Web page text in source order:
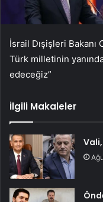
İsrail Dışişleri
Türk milletinin
edeceğiz”
İlgili Makaleler